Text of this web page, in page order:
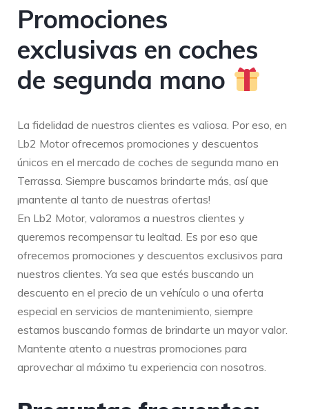
Promociones
exclusivas en coches
de segunda mano
La fidelidad de nuestros clientes es valiosa. Por eso, en
Lb2 Motor ofrecemos promociones y descuentos
únicos en el mercado de coches de segunda mano en
Terrassa. Siempre buscamos brindarte más, así que
¡mantente al tanto de nuestras ofertas!
En Lb2 Motor, valoramos a nuestros clientes y
queremos recompensar tu lealtad. Es por eso que
ofrecemos promociones y descuentos exclusivos para
nuestros clientes. Ya sea que estés buscando un
descuento en el precio de un vehículo o una oferta
especial en servicios de mantenimiento, siempre
estamos buscando formas de brindarte un mayor valor.
Mantente atento a nuestras promociones para
aprovechar al máximo tu experiencia con nosotros.